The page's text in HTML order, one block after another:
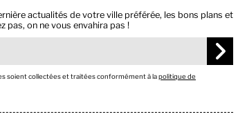
actualités de votre ville préférée, les bons plans et
pas, on ne vous envahira pas !
soient collectées et traitées conformément à lapolitique de